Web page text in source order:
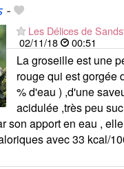
-
Les Délices de
02/11/18
00:51
La groseille est une
rouge qui est gorgée
% d'eau ) ,d'une
acidulée ,très peu
son apport en eau ,
avec 33 kcal/